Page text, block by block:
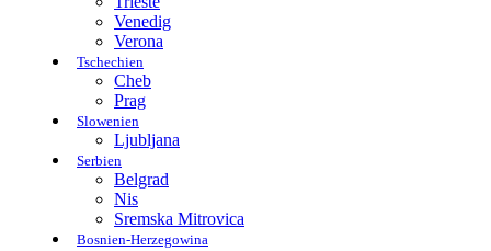
Venedig
Verona
Tschechien
Cheb
Prag
Slowenien
Ljubljana
Serbien
Belgrad
Nis
Sremska Mitrovica
Bosnien-Herzegowina